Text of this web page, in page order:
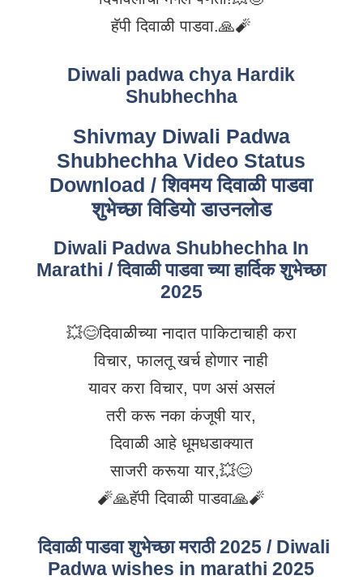
हॅपी दिवाळी पाडवा.🙏🧨
Diwali padwa chya Hardik
Shubhechha
Shivmay Diwali Padwa
Shubhechha Video Status
Download / शिवमय दिवाळी पाडवा
शुभेच्छा विडियो डाउनलोड
Diwali Padwa Shubhechha In
Marathi / दिवाळी पाडवा च्या हार्दिक शुभेच्छा
2025
💥😊दिवाळीच्या नादात पाकिटाचाही करा
विचार, फालतू खर्च होणार नाही
यावर करा विचार, पण असं असलं
तरी करू नका कंजूषी यार,
दिवाळी आहे धूमधडाक्यात
साजरी करूया यार,💥😊
🧨🙏हॅपी दिवाळी पाडवा🙏🧨
दिवाळी पाडवा शुभेच्छा मराठी 2025 / Diwali
Padwa wishes in marathi 2025